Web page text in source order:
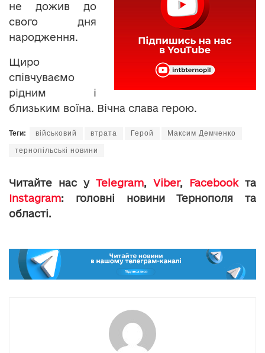
не дожив до
свого дня
народження.
Щиро
співчуваємо
рідним і
близьким воїна. Вічна слава герою.
Теги: військовий втрата Герой Максим Демченко
тернопільські новини
Читайте нас у Telegram, Viber, Facebookта
Instagram: головні новини Тернополя та
області.